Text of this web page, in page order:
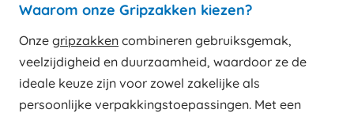
Waarom onze Gripzakken kiezen?
Onze gripzakken combineren gebruiksgemak,
veelzijdigheid en duurzaamheid, waardoor ze de
ideale keuze zijn voor zowel zakelijke als
persoonlijke verpakkingstoepassingen. Met een